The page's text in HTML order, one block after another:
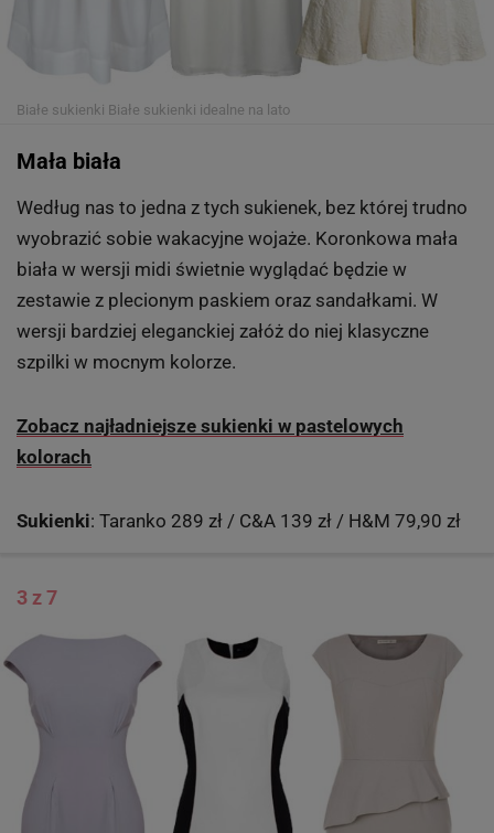
Białe sukienki Białe sukienki idealne na lato
Mała biała
Według nas to jedna z tych sukienek, bez której trudno
wyobrazić sobie wakacyjne wojaże. Koronkowa mała
biała w wersji midi świetnie wyglądać będzie w
zestawie z plecionym paskiem oraz sandałkami. W
wersji bardziej eleganckiej załóż do niej klasyczne
szpilki w mocnym kolorze.
Zobacz najładniejsze sukienki w pastelowych
kolorach
Sukienki: Taranko 289 zł / C&A 139 zł / H&M 79,90 zł
3 z 7